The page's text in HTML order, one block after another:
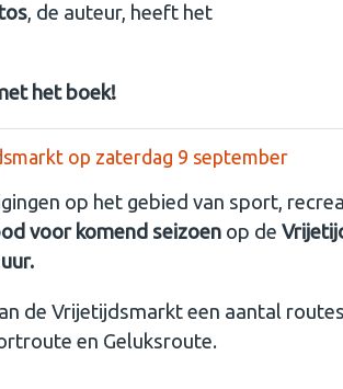
, de auteur, heeft het
het boek!
op zaterdag 9 september
op het gebied van sport,
voor komend seizoen op de
de Vrijetijdsmarkt een aantal
en Geluksroute.